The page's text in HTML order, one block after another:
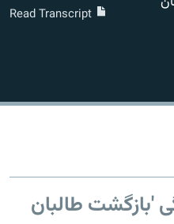
اروپای آزاد
Read Transcript
'بازگشت طالبان